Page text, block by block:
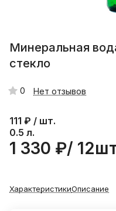
Минеральная
стекло
0 Нет отзывов
111 ₽ / шт.
0.5 л.
1 330 ₽/
ХарактеристикиОписание